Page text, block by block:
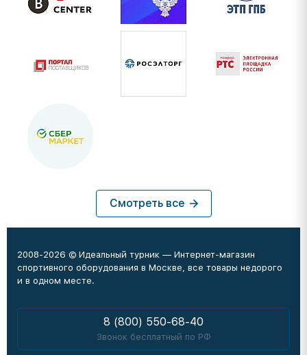
Смотреть все
2008-2026 © Идеальный турник — Интернет-магазин
спортивного оборудования в Москве, все товары недорого
и в одном месте.
8 (800) 550-68-40
Звонок бесплатный по РФ